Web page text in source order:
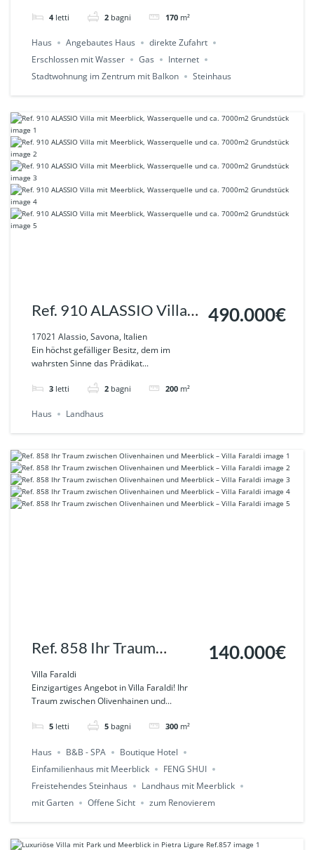
Ref.928
4 letti 2 bagni 170 m²
Haus Angebautes Haus
direkte Zufahrt
Erschlossen mit Wasser
Gas
Internet
Stadtwohnung im Zentrum mit Balkon
Steinhaus
Ref. 910 ALASSIO Villa
mit Meerblick,
Wasserquelle und ca.
7000m2 Grundstück
17021 Alassio, Savona, Italien
Ein höchst gefälliger Besitz, dem im
wahrsten Sinne das Prädikat...
3 letti 2 bagni 200 m²
490.000€
Haus Landhaus
Ref. 858 Ihr Traum
zwischen Olivenhainen
und Meerblick – Villa
Faraldi
Villa Faraldi
Einzigartiges Angebot in Villa Faraldi! Ihr
Traum zwischen Olivenhainen und...
5 letti 5 bagni 300 m²
140.000€
Haus B&B - SPA
Boutique Hotel
Einfamilienhaus mit Meerblick
FENG SHUI
Freistehendes Steinhaus
Landhaus mit Meerblick
mit Garten
Offene Sicht zum Renovierem